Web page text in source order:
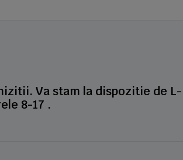
Va stam la dispozitie de L-
8-17 .